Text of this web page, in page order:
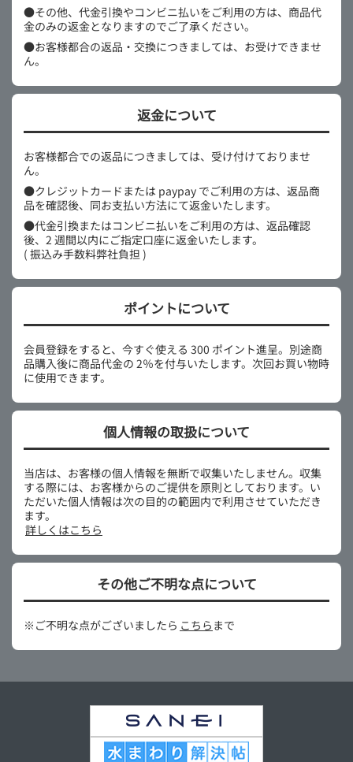
●その他、代金引換やコンビニ払いをご利用の方は、商品代
金のみの返金となりますのでご了承ください。
●お客様都合の返品・交換につきましては、お受けできませ
ん。
返金について
お客様都合での返品につきましては、受け付けておりませ
ん。
●クレジットカードまたは paypay でご利用の方は、返品商
品を確認後、同お支払い方法にて返金いたします。
●代金引換またはコンビニ払いをご利用の方は、返品確認
後、2 週間以内にご指定口座に返金いたします。
( 振込み手数料弊社負担 )
ポイントについて
会員登録をすると、今すぐ使える 300 ポイント進呈。別途商
品購入後に商品代金の 2％を付与いたします。次回お買い物時
に使用できます。
個人情報の取扱について
当店は、お客様の個人情報を無断で収集いたしません。収集
する際には、お客様からのご提供を原則としております。い
ただいた個人情報は次の目的の範囲内で利用させていただき
ます。
詳しくはこちら
その他ご不明な点について
※ご不明な点がございましたら こちら まで